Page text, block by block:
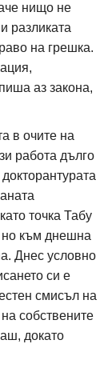
нищо не
разликата
на грешка.
аз закона,
в очите на
работа дълго
точка Табу
но към днешна
Днес условно
си е
смисъл на
собствените
докато